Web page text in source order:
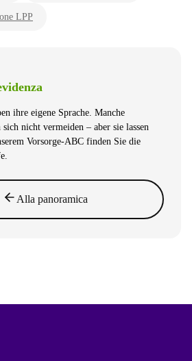
LPP
ihre eigene Sprache. Manche
nicht vermeiden – aber sie lassen
Vorsorge-ABC finden Sie die
Alla panoramica